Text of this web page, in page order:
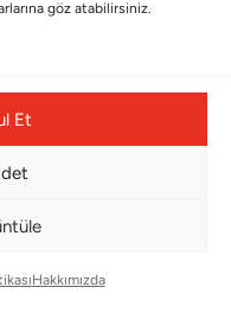
göz atabilirsiniz.
Et
Hakkımızda